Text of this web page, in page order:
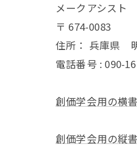
メークアシスト
〒 674-0083
住所： 兵庫県
電話番号 : 090-
創価学会用の横
創価学会用の縦